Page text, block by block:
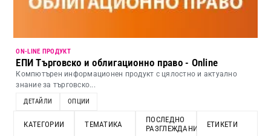
ON-LINE ПРОДУКТ
ЕПИ Търговско и облигационно право - Online
Компютърен информационен продукт с цялостно и актуално
знание за търговско...
ДЕТАЙЛИ ОПЦИИ
КАТЕГОРИИ ТЕМАТИКА
ПОСЛЕДНО
РАЗГЛЕЖДАНИ
ЕТИКЕТИ